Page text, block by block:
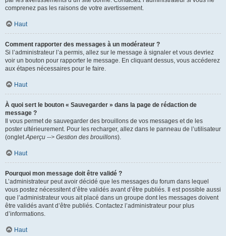
comprenez pas les raisons de votre avertissement.
Haut
Comment rapporter des messages à un modérateur ?
Si l’administrateur l’a permis, allez sur le message à signaler et vous devriez
voir un bouton pour rapporter le message. En cliquant dessus, vous accéderez
aux étapes nécessaires pour le faire.
Haut
À quoi sert le bouton « Sauvegarder » dans la page de rédaction de
message ?
Il vous permet de sauvegarder des brouillons de vos messages et de les
poster ultérieurement. Pour les recharger, allez dans le panneau de l’utilisateur
(ongletAperçu --> Gestion des brouillons).
Haut
Pourquoi mon message doit être validé ?
L’administrateur peut avoir décidé que les messages du forum dans lequel
vous postez nécessitent d’être validés avant d’être publiés. Il est possible aussi
que l’administrateur vous ait placé dans un groupe dont les messages doivent
être validés avant d’être publiés. Contactez l’administrateur pour plus
d’informations.
Haut